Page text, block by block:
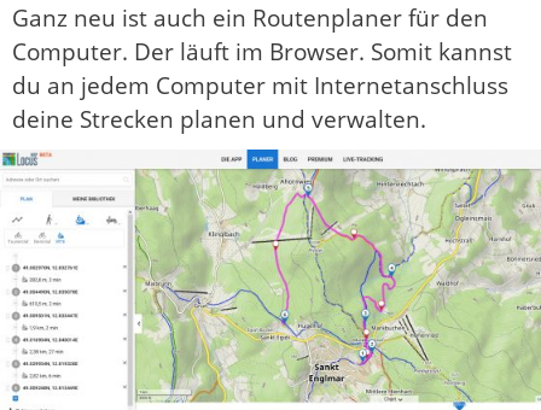
Ganz neu ist auch ein Routenplaner für den
Computer. Der läuft im Browser. Somit kannst
du an jedem Computer mit Internetanschluss
deine Strecken planen und verwalten.